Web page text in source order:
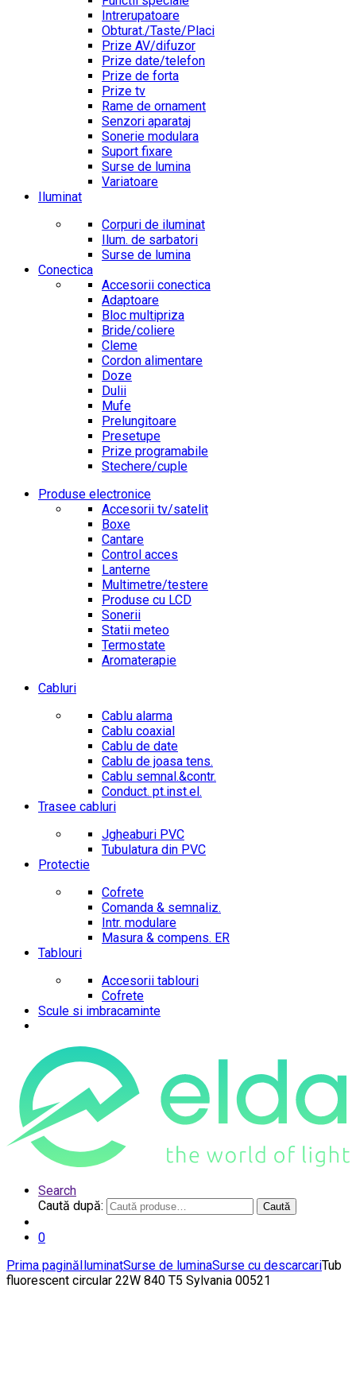
Intrerupatoare
Obturat./Taste/Placi
Prize AV/difuzor
Prize date/telefon
Prize de forta
Prize tv
Rame de ornament
Senzori aparataj
Sonerie modulara
Suport fixare
Surse de lumina
Variatoare
Iluminat
Corpuri de iluminat
Ilum. de sarbatori
Surse de lumina
Conectica
Accesorii conectica
Adaptoare
Bloc multipriza
Bride/coliere
Cleme
Cordon alimentare
Doze
Dulii
Mufe
Prelungitoare
Presetupe
Prize programabile
Stechere/cuple
Produse electronice
Accesorii tv/satelit
Boxe
Cantare
Control acces
Lanterne
Multimetre/testere
Produse cu LCD
Sonerii
Statii meteo
Termostate
Aromaterapie
Cabluri
Cablu alarma
Cablu coaxial
Cablu de date
Cablu de joasa tens.
Cablu semnal.&contr.
Conduct. pt.inst.el.
Trasee cabluri
Jgheaburi PVC
Tubulatura din PVC
Protectie
Cofrete
Comanda & semnaliz.
Intr. modulare
Masura & compens. ER
Tablouri
Accesorii tablouri
Cofrete
Scule si imbracaminte
Search
Caută după:
Caută
0
Prima paginăIluminatSurse de luminaSurse cu descarcariTub
fluorescent circular 22W 840 T5 Sylvania 00521